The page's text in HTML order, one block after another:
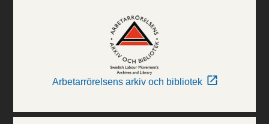
Arbetarrörelsens arkiv och bibliotek